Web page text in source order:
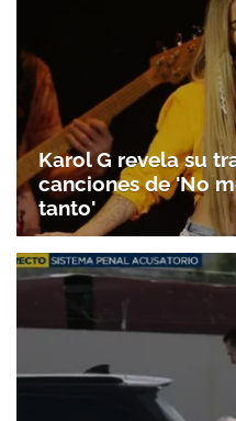
Gracias por
Karol G revela su
canciones de 'No
tanto'